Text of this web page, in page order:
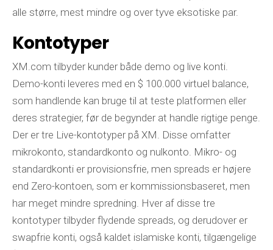
alle større, mest mindre og over tyve eksotiske par.
Kontotyper
XM.com tilbyder kunder både demo og live konti.
Demo-konti leveres med en $ 100.000 virtuel balance,
som handlende kan bruge til at teste platformen eller
deres strategier, før de begynder at handle rigtige penge.
Der er tre Live-kontotyper på XM. Disse omfatter
mikrokonto, standardkonto og nulkonto. Mikro- og
standardkonti er provisionsfrie, men spreads er højere
end Zero-kontoen, som er kommissionsbaseret, men
har meget mindre spredning. Hver af disse tre
kontotyper tilbyder flydende spreads, og derudover er
swapfrie konti, også kaldet islamiske konti, tilgængelige